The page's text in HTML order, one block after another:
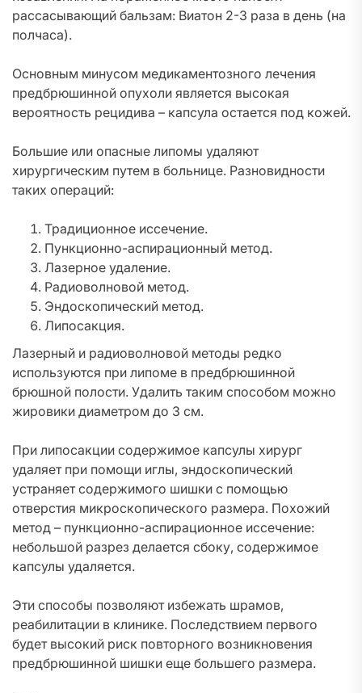
рассасывающий бальзам: Виатон 2-3 раза в день (на
полчаса).
Основным минусом медикаментозного лечения
предбрюшинной опухоли является высокая
вероятность рецидива – капсула остается под кожей.
Большие или опасные липомы удаляют
хирургическим путем в больнице. Разновидности
таких операций:
Традиционное иссечение.
Пункционно-аспирационный метод.
Лазерное удаление.
Радиоволновой метод.
Эндоскопический метод.
Липосакция.
Лазерный и радиоволновой методы редко
используются при липоме в предбрюшинной
брюшной полости. Удалить таким способом можно
жировики диаметром до 3 см.
При липосакции содержимое капсулы хирург
удаляет при помощи иглы, эндоскопический
устраняет содержимого шишки с помощью
отверстия микроскопического размера. Похожий
метод – пункционно-аспирационное иссечение:
небольшой разрез делается сбоку, содержимое
капсулы удаляется.
Эти способы позволяют избежать шрамов,
реабилитации в клинике. Последствием первого
будет высокий риск повторного возникновения
предбрюшинной шишки еще большего размера.